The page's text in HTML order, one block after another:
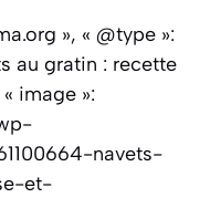
», « @type »:
au gratin : recette
image »:
navets-
et-